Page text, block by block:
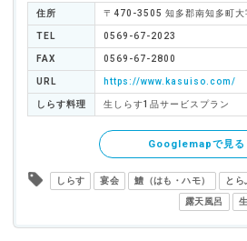
住所 〒470-3505 知多郡南知多町大
TEL 0569-67-2023
FAX 0569-67-2800
URL https://www.kasuiso.com/
しらす料理 生しらす1品サービスプラン
Googlemapで見る
しらす 宴会 鱧（はも・ハモ） とら
露天風呂